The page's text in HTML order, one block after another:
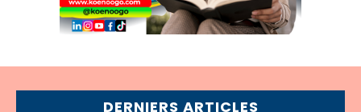
DERNIERS ARTICLES